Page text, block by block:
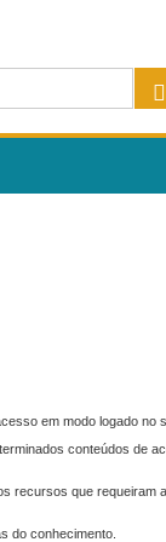
em modo logado no
conteúdos de
recursos que requeiram
do conhecimento.